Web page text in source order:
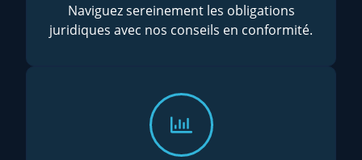
Naviguez sereinement les obligations
juridiques avec nos conseils en conformité.